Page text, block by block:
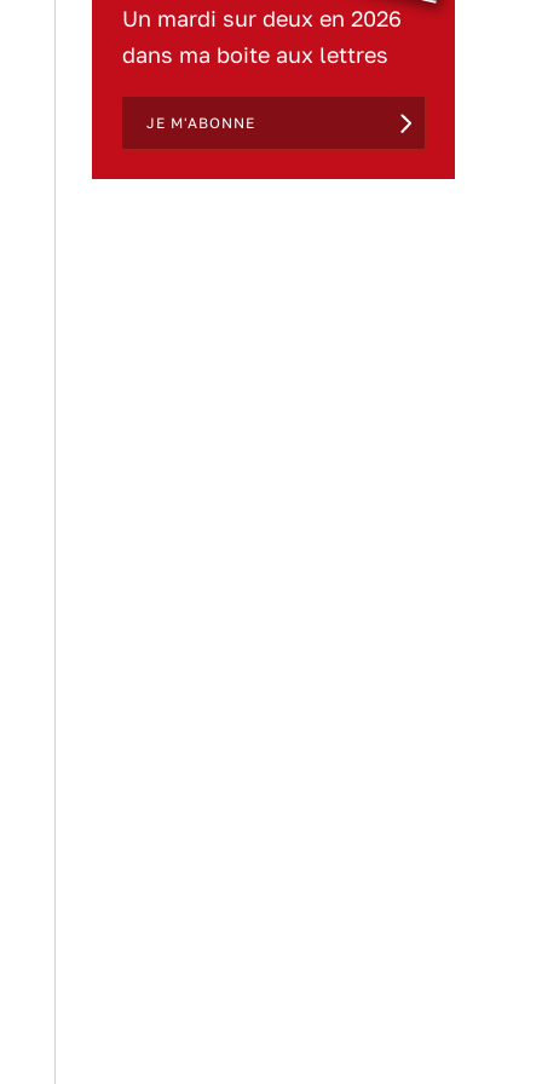
Un mardi sur deux en 2026
dans ma boite aux lettres
JE M'ABONNE